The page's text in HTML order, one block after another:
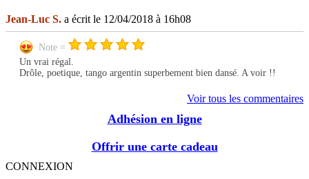
Jean-Luc S. a écrit le 12/04/2018 à 16h08
Note =
Un vrai régal.
Drôle, poetique, tango argentin superbement bien dansé. A voir !!
Voir tous les commentaires
Adhésion en ligne
Offrir une carte cadeau
CONNEXION